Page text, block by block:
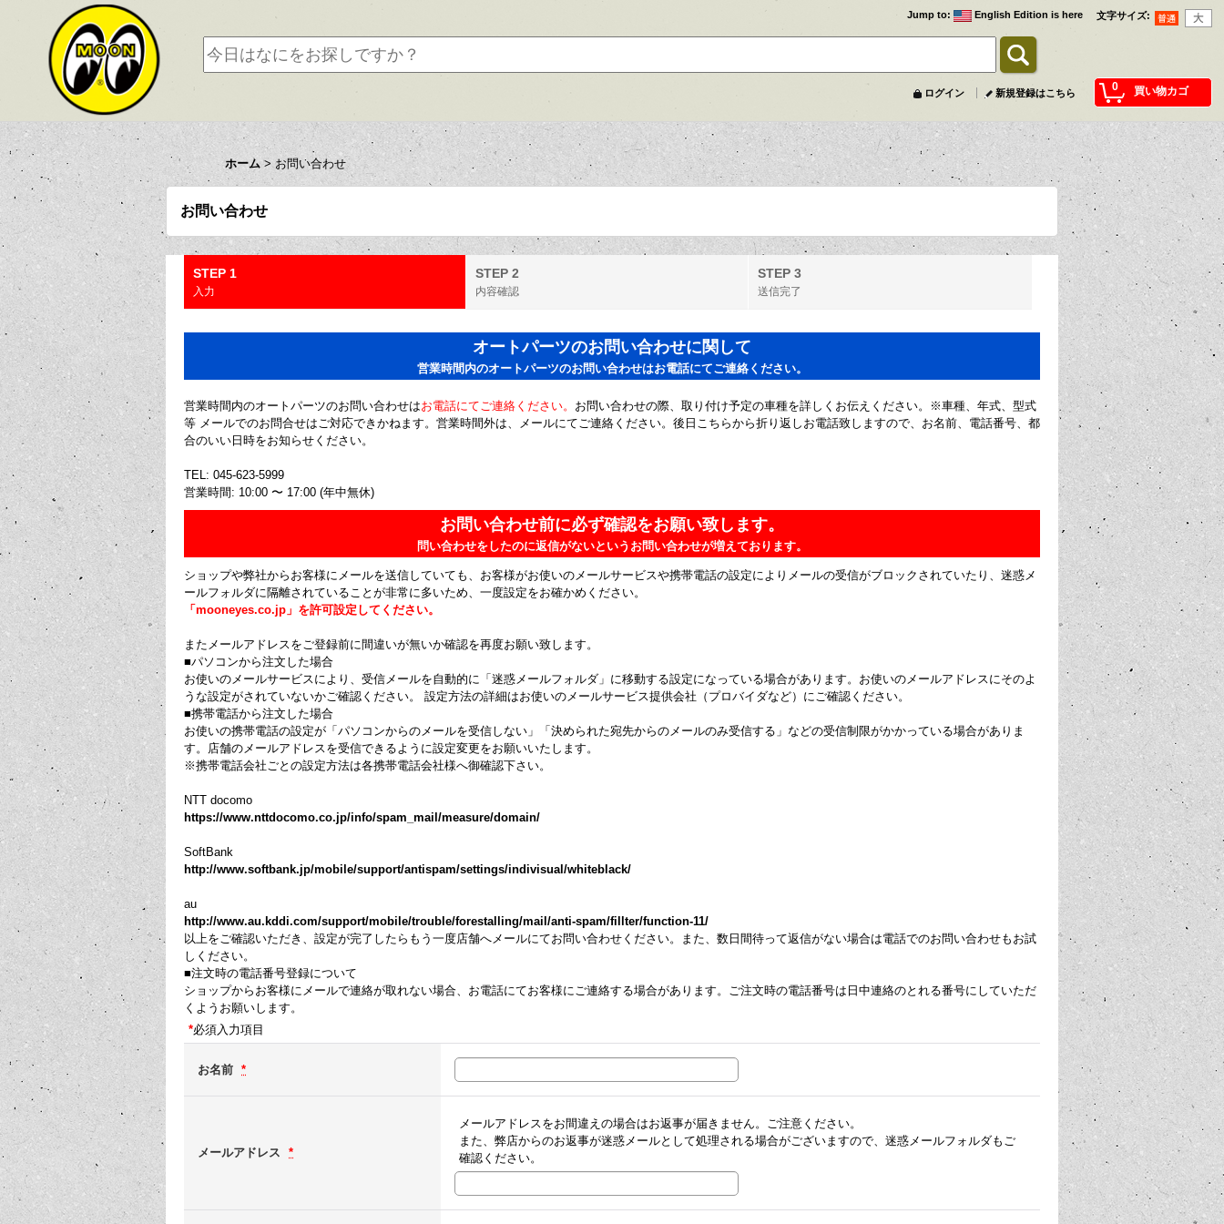
文字サイズ:
Jump to: English Edition is here
0 買い物カゴ
ログイン 新規登録はこちら
ホーム > お問い合わせ
お問い合わせ
STEP 1
入力
STEP 2
内容確認
STEP 3
送信完了
オートパーツのお問い合わせに関して
営業時間内のオートパーツのお問い合わせはお電話にてご連絡ください。
営業時間内のオートパーツのお問い合わせはお電話にてご連絡ください。 お問い合わせの際、取り付け予定の車種を詳しくお伝えください。※車種、年式、型式
等 メールでのお問合せはご対応できかねます。営業時間外は、メールにてご連絡ください。後日こちらから折り返しお電話致しますので、お名前、電話番号、都
合のいい日時をお知らせください。
TEL: 045-623-5999
営業時間: 10:00 〜 17:00 (年中無休)
お問い合わせ前に必ず確認をお願い致します。
問い合わせをしたのに返信がないというお問い合わせが増えております。
ショップや弊社からお客様にメールを送信していても、お客様がお使いのメールサービスや携帯電話の設定によりメールの受信がブロックされていたり、迷惑メ
ールフォルダに隔離されていることが非常に多いため、一度設定をお確かめください。
「mooneyes.co.jp」を許可設定してください。
またメールアドレスをご登録前に間違いが無いか確認を再度お願い致します。
■パソコンから注文した場合
お使いのメールサービスにより、受信メールを自動的に「迷惑メールフォルダ」に移動する設定になっている場合があります。お使いのメールアドレスにそのよ
うな設定がされていないかご確認ください。 設定方法の詳細はお使いのメールサービス提供会社（プロバイダなど）にご確認ください。
■携帯電話から注文した場合
お使いの携帯電話の設定が「パソコンからのメールを受信しない」「決められた宛先からのメールのみ受信する」などの受信制限がかかっている場合がありま
す。店舗のメールアドレスを受信できるように設定変更をお願いいたします。
※携帯電話会社ごとの設定方法は各携帯電話会社様へ御確認下さい。
NTT docomo
https://www.nttdocomo.co.jp/info/spam_mail/measure/domain/
SoftBank
http://www.softbank.jp/mobile/support/antispam/settings/indivisual/whiteblack/
au
http://www.au.kddi.com/support/mobile/trouble/forestalling/mail/anti-spam/fillter/function-11/
以上をご確認いただき、設定が完了したらもう一度店舗へメールにてお問い合わせください。また、数日間待って返信がない場合は電話でのお問い合わせもお試
しください。
■注文時の電話番号登録について
ショップからお客様にメールで連絡が取れない場合、お電話にてお客様にご連絡する場合があります。ご注文時の電話番号は日中連絡のとれる番号にしていただ
くようお願いします。
*必須入力項目
お名前 *
メールアドレス *
メールアドレスをお間違えの場合はお返事が届きません。ご注意ください。
また、弊店からのお返事が迷惑メールとして処理される場合がございますので、迷惑メールフォルダもご
確認ください。